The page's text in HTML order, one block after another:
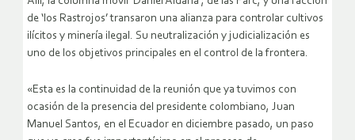
de ‘los Rastrojos’ transaron una alianza para controlar cultivos
ilícitos y minería ilegal. Su neutralización y judicialización es
uno de los objetivos principales en el control de la frontera.
«Esta es la continuidad de la reunión que ya tuvimos con
ocasión de la presencia del presidente colombiano, Juan
Manuel Santos, en el Ecuador en diciembre pasado, un paso